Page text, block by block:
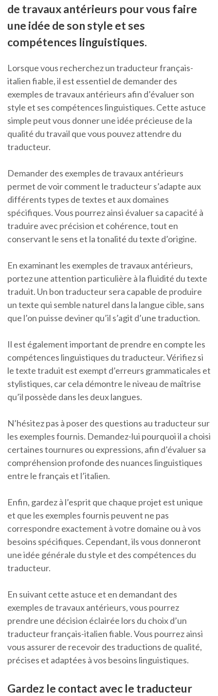
de travaux antérieurs pour vous faire
une idée de son style et ses
compétences linguistiques.
Lorsque vous recherchez un traducteur français-
italien fiable, il est essentiel de demander des
exemples de travaux antérieurs afin d’évaluer son
style et ses compétences linguistiques. Cette astuce
simple peut vous donner une idée précieuse de la
qualité du travail que vous pouvez attendre du
traducteur.
Demander des exemples de travaux antérieurs
permet de voir comment le traducteur s’adapte aux
différents types de textes et aux domaines
spécifiques. Vous pourrez ainsi évaluer sa capacité à
traduire avec précision et cohérence, tout en
conservant le sens et la tonalité du texte d’origine.
En examinant les exemples de travaux antérieurs,
portez une attention particulière à la fluidité du texte
traduit. Un bon traducteur sera capable de produire
un texte qui semble naturel dans la langue cible, sans
que l’on puisse deviner qu’il s’agit d’une traduction.
Il est également important de prendre en compte les
compétences linguistiques du traducteur. Vérifiez si
le texte traduit est exempt d’erreurs grammaticales et
stylistiques, car cela démontre le niveau de maîtrise
qu’il possède dans les deux langues.
N’hésitez pas à poser des questions au traducteur sur
les exemples fournis. Demandez-lui pourquoi il a choisi
certaines tournures ou expressions, afin d’évaluer sa
compréhension profonde des nuances linguistiques
entre le français et l’italien.
Enfin, gardez à l’esprit que chaque projet est unique
et que les exemples fournis peuvent ne pas
correspondre exactement à votre domaine ou à vos
besoins spécifiques. Cependant, ils vous donneront
une idée générale du style et des compétences du
traducteur.
En suivant cette astuce et en demandant des
exemples de travaux antérieurs, vous pourrez
prendre une décision éclairée lors du choix d’un
traducteur français-italien fiable. Vous pourrez ainsi
vous assurer de recevoir des traductions de qualité,
précises et adaptées à vos besoins linguistiques.
Gardez le contact avec le traducteur